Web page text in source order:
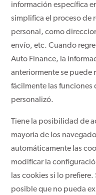
información específica
simplifica el proceso de
personal, como
envío, etc. Cuando
Auto Finance, la
anteriormente se puede
fácilmente las funciones
personalizó.
Tiene la posibilidad de
mayoría de los
automáticamente las
modificar la
las cookies si lo
posible que no pueda